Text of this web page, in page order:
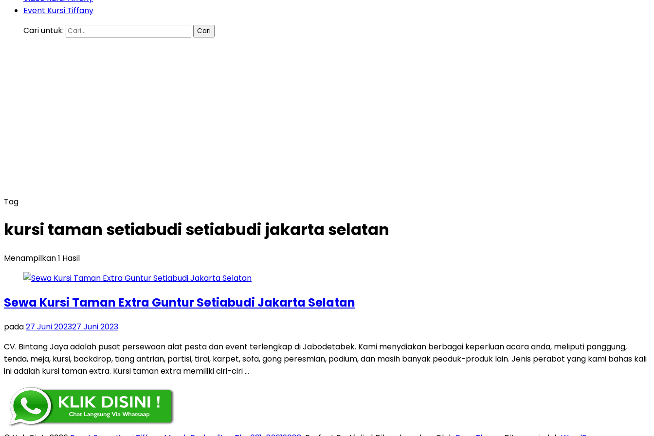
Event Kursi Tiffany
Cari untuk:
Tag
kursi taman setiabudi setiabudi jakarta selatan
Menampilkan 1 Hasil
Sewa Kursi Taman Extra Guntur Setiabudi Jakarta Selatan
pada27 Juni 202327 Juni 2023
CV. Bintang Jaya adalah pusat persewaan alat pesta dan event terlengkap di Jabodetabek. Kami menydiakan berbagai keperluan acara anda, meliputi panggung,
tenda, meja, kursi, backdrop, tiang antrian, partisi, tirai, karpet, sofa, gong peresmian, podium, dan masih banyak peoduk-produk lain. Jenis perabot yang kami bahas kali
ini adalah kursi taman extra. Kursi taman extra memiliki ciri-ciri …